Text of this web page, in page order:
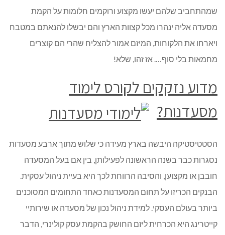
שמהתחביב שלהם יעשו מקצוע ורוקמים חלומות על הקמת
מסעדה אליה ינהרו מכל קצוות הארץ והם יבשלו להנאתם במטבח
ויארחו את הלקוחות, המיזם אמור להצליח שהרי הם קוצרים
מחמאות בלי סוף…. אז זהו, שלא!
מדוע נזקקים לקורס לימוד
מסעדנות?
הסטטיסטיקה היבשה בארץ מעידה כי שלוש מתוך ארבע מסעדות
נסגרות כבר בשנה הראשונה לפעילותן, בין אם בעל המסעדה
חובבן או מקצוען, והסיבה הרווחת לכך היא בעיית ניהול עסקית.
הבנקים הכריזו על תחום המסעדנות כאחד התחומים המסוכנים
ביותר בעולם העסקי. למידת ניהול נכון של מסעדה או שירותיי
קייטרינג היא הכרחית ליזם החושק בהקמת עסק קולינרי, הדבר